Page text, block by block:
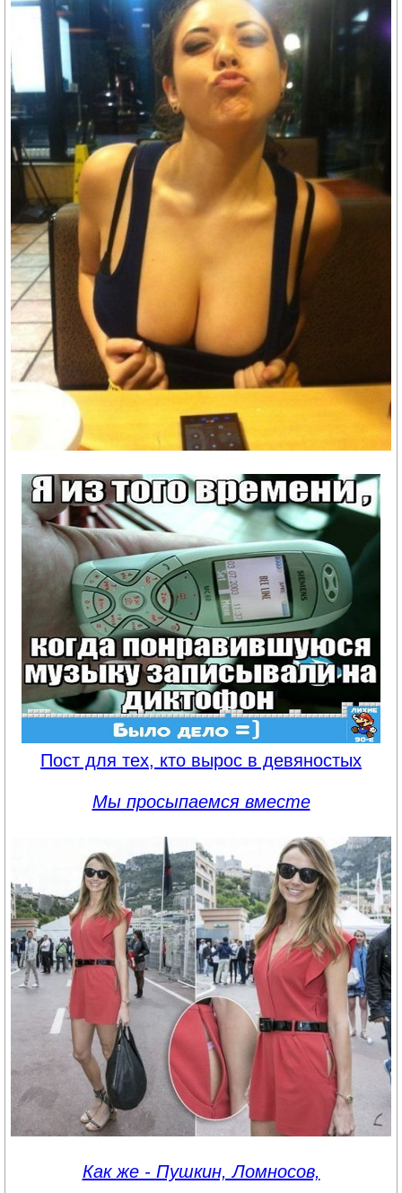
Пост для тех, кто вырос в девяностых
Мы просыпаемся вместе
Как же - Пушкин, Ломносов,